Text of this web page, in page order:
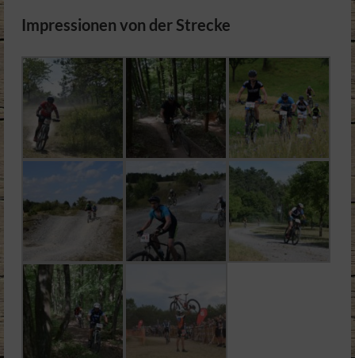
Impressionen von der Strecke